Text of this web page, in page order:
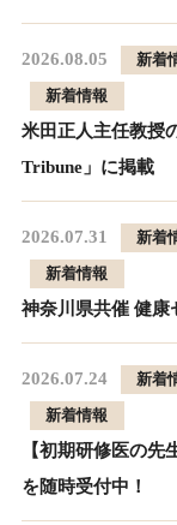
2026.08.05
新着
新着情報
米田正人主任教授
Tribune」に掲載
2026.07.31
新着
新着情報
神奈川県共催 健康
2026.07.24
新着
新着情報
【初期研修医の
を随時受付中！